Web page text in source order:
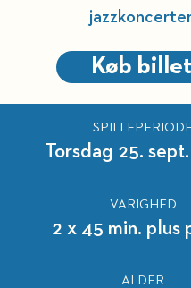
Køb billet
Torsdag 25.
VARIGHED
2 x 45 min. plus
ALDER